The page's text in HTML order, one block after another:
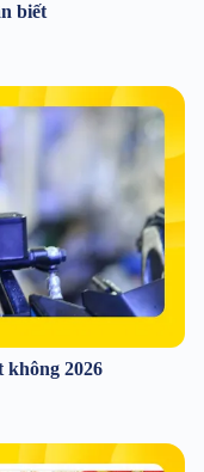
biết
không 2026